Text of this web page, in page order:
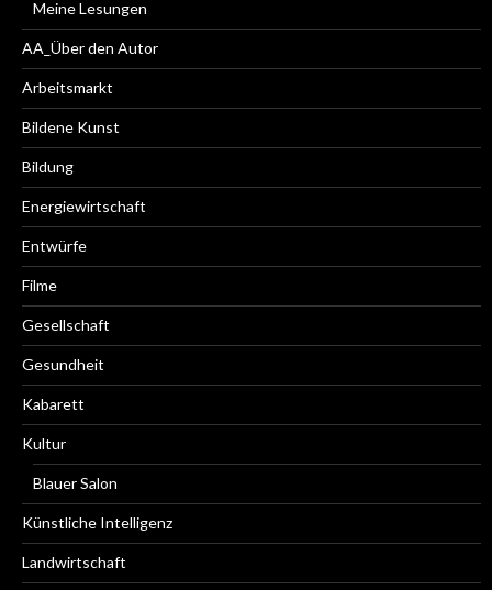
Meine Lesungen
AA_Über den Autor
Arbeitsmarkt
Bildene Kunst
Bildung
Energiewirtschaft
Entwürfe
Filme
Gesellschaft
Gesundheit
Kabarett
Kultur
Blauer Salon
Künstliche Intelligenz
Landwirtschaft